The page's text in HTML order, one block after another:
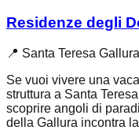
Residenze degli
📍 Santa Teresa
Se vuoi vivere una
struttura a Santa
scoprire angoli di
della Gallura incontra